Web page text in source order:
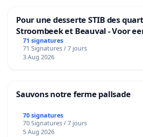
Pour une desserte STIB des
Stroombeek et Beauval - Voor
bediening van de wijken
Voor
71 signatures
71 Signatures / 7 jours
3 Aug 2026
Sauvons notre ferme pallsade
70 signatures
70 Signatures / 7 jours
5 Aug 2026